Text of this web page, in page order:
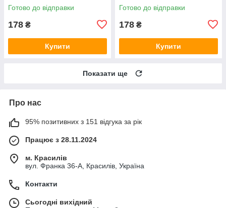
Готово до відправки
178 ₴
Купити
Готово до відправки
178 ₴
Купити
Показати ще
Про нас
95% позитивних з 151 відгука за рік
Працює з 28.11.2024
м. Красилів
вул. Франка 36-А, Красилів, Україна
Контакти
Сьогодні вихідний